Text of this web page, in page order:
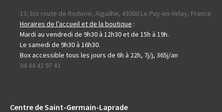
13, bis route de Roderie, Aiguilhe, 43000 Le Puy-en-Velay, France
Horaires de l’accueil et de la boutique :
Mardi au vendredi de 9h30 à 12h30 et de 15h à 19h.
Le samedi de 9h30 à 16h30.
Box accessible tous les jours de 6h à 22h, 7j/j, 365j/an
04 44 43 97 43
Centre de Saint-Germain-Laprade